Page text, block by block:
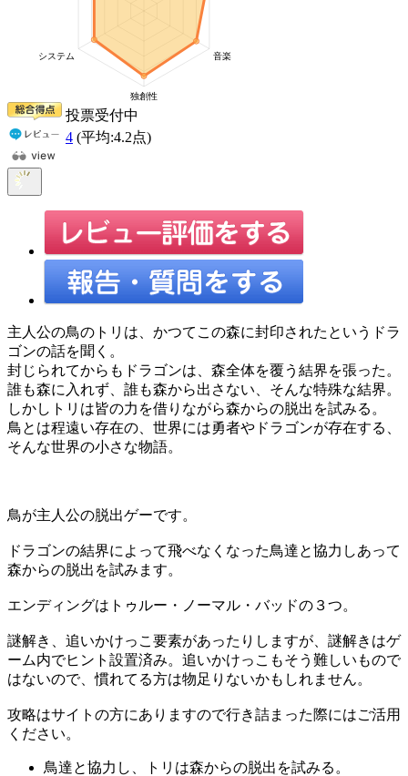
投票受付中
4 (平均:4.2点)
主人公の鳥のトリは、かつてこの森に封印されたというドラ
ゴンの話を聞く。
封じられてからもドラゴンは、森全体を覆う結界を張った。
誰も森に入れず、誰も森から出さない、そんな特殊な結界。
しかしトリは皆の力を借りながら森からの脱出を試みる。
鳥とは程遠い存在の、世界には勇者やドラゴンが存在する、
そんな世界の小さな物語。
鳥が主人公の脱出ゲーです。
ドラゴンの結界によって飛べなくなった鳥達と協力しあって
森からの脱出を試みます。
エンディングはトゥルー・ノーマル・バッドの３つ。
謎解き、追いかけっこ要素があったりしますが、謎解きはゲ
ーム内でヒント設置済み。追いかけっこもそう難しいもので
はないので、慣れてる方は物足りないかもしれません。
攻略はサイトの方にありますので行き詰まった際にはご活用
ください。
鳥達と協力し、トリは森からの脱出を試みる。